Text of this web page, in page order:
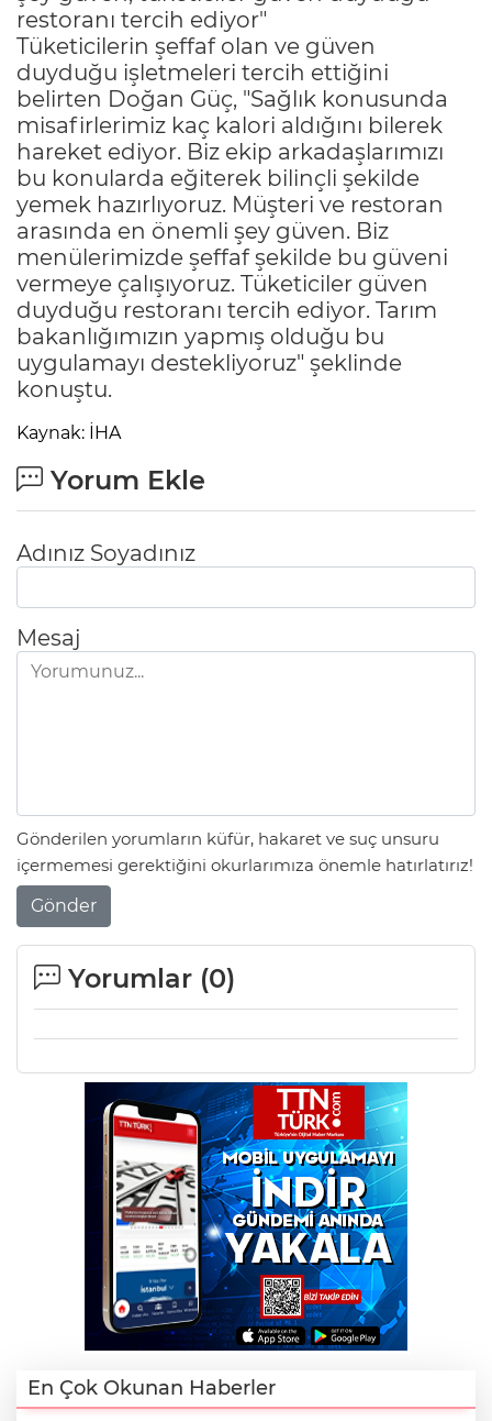
restoranı tercih ediyor"
Tüketicilerin şeffaf olan ve güven
duyduğu işletmeleri tercih ettiğini
belirten Doğan Güç, "Sağlık konusunda
misafirlerimiz kaç kalori aldığını bilerek
hareket ediyor. Biz ekip arkadaşlarımızı
bu konularda eğiterek bilinçli şekilde
yemek hazırlıyoruz. Müşteri ve restoran
arasında en önemli şey güven. Biz
menülerimizde şeffaf şekilde bu güveni
vermeye çalışıyoruz. Tüketiciler güven
duyduğu restoranı tercih ediyor. Tarım
bakanlığımızın yapmış olduğu bu
uygulamayı destekliyoruz" şeklinde
konuştu.
Kaynak: İHA
Yorum Ekle
Adınız Soyadınız
Mesaj
Gönderilen yorumların küfür, hakaret ve suç unsuru
içermemesi gerektiğini okurlarımıza önemle hatırlatırız!
Gönder
Yorumlar (0)
En Çok Okunan Haberler